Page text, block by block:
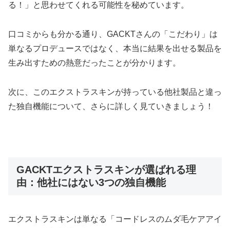
る！」と思わせてくれる可能性を秘めています。
口コミからも分かる通り、GACKTさんの「こだわり」は
単なるプロデュースではなく、本当に結果を出せる製品を
生み出すための熱意だったことが分かります。
次に、このエクストラスキンが持っている他社製品と違っ
た独自機能について、さらに詳しく見ていきましょう！
GACKTエクストラスキンが選ばれる理
由：他社にはない3つの独自機能
エクストラスキンは単なる「コードレスのムダ毛ケアアイ